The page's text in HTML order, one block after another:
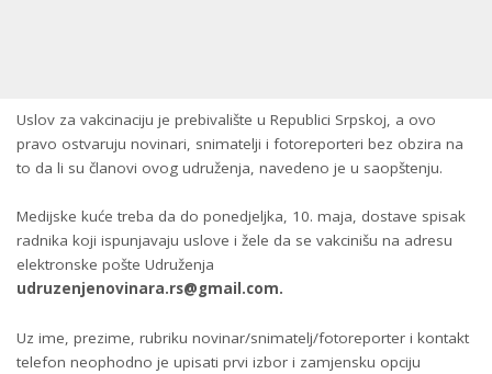
Uslov za vakcinaciju je prebivalište u Republici Srpskoj, a ovo
pravo ostvaruju novinari, snimatelji i fotoreporteri bez obzira na
to da li su članovi ovog udruženja, navedeno je u saopštenju.
Medijske kuće treba da do ponedjeljka, 10. maja, dostave spisak
radnika koji ispunjavaju uslove i žele da se vakcinišu na adresu
elektronske pošte Udruženja
udruzenjenovinara.rs@gmail.com.
Uz ime, prezime, rubriku novinar/snimatelj/fotoreporter i kontakt
telefon neophodno je upisati prvi izbor i zamjensku opciju